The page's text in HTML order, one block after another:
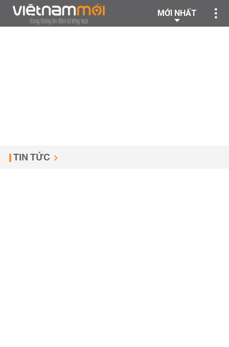
MỚI NHẤT
TIN TỨC